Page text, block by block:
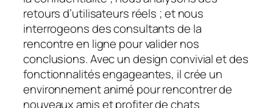
retours d’utilisateurs réels ; et nous
interrogeons des consultants de la
rencontre en ligne pour valider nos
conclusions. Avec un design convivial et des
fonctionnalités engageantes, il crée un
environnement animé pour rencontrer de
nouveaux amis et profiter de chats